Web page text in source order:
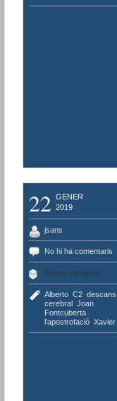
22 GENER
2019
jsans
No hi ha comentaris
Sense categoria
Alberto, C2, descans
cerebral, Joan
Fontcuberta,
l'apostrofació, Xavier